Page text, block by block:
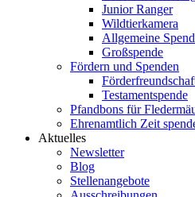
Junior Ranger
Wildtierkamera
Allgemeine
Großspende
Fördern und Spenden
Testamentspende
Pfandbons für
Ehrenamtlich Zeit
Aktuelles
Newsletter
Blog
Stellenangebote